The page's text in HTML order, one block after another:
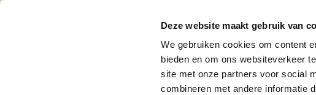
Deze website maakt gebruik van
We gebruiken cookies om content
bieden en om ons websiteverkeer
site met onze partners voor social
combineren met andere informatie
De Kruipruimte
voor
ISOLATIE
OPHOGEN